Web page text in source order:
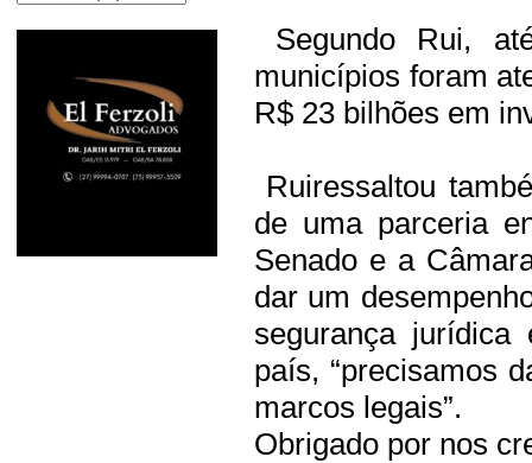
Segundo Rui,
municípios foram
R$ 23 bilhões em
Ruiressaltou
de uma parceria
Senado e a
dar um
segurança
país, “precisamos
marcos legais”.
Obrigado por nos